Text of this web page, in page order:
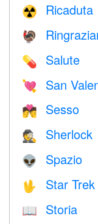
☢️ Ricaduta
🦃
💊 Salute
💘 San
💏 Sesso
🕵️ Sherlock
👽 Spazio
🖖 Star Trek
📖 Storia